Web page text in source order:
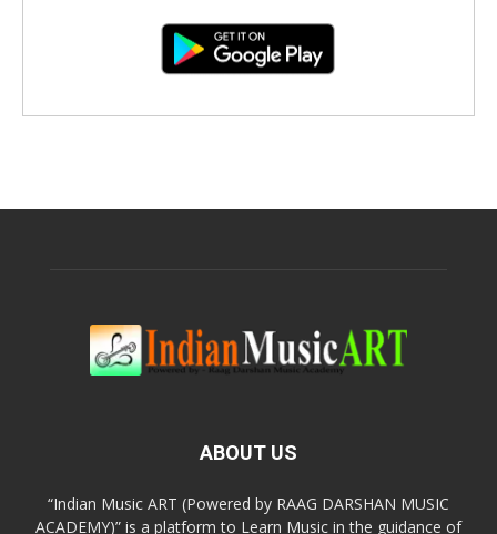
ABOUT US
“Indian Music ART (Powered by RAAG DARSHAN MUSIC
ACADEMY)” is a platform to Learn Music in the guidance of